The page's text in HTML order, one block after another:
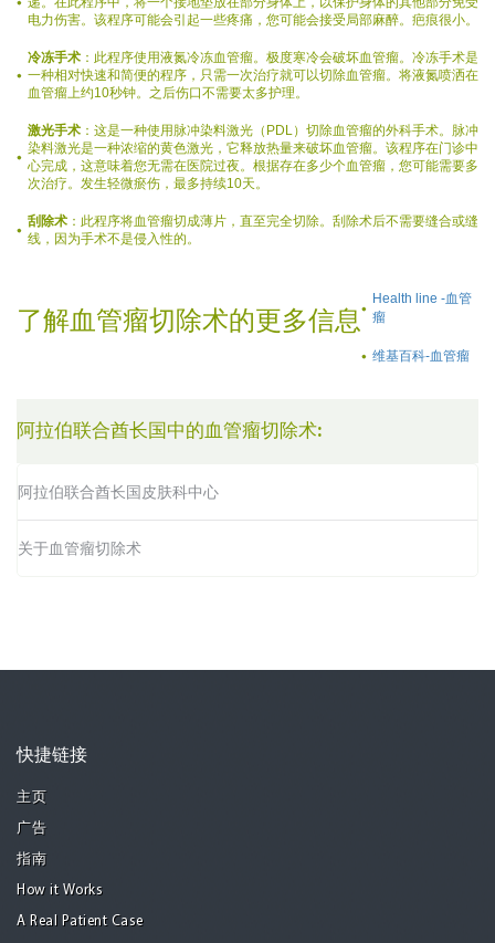
电力伤害。该程序可能会引起一些疼痛，您可能会接受局部麻醉。疤痕很小。
冷冻手术 ：此程序使用液氮冷冻血管瘤。极度寒冷会破坏血管瘤。冷冻手术是
一种相对快速和简便的程序，只需一次治疗就可以切除血管瘤。将液氮喷洒在
血管瘤上约10秒钟。之后伤口不需要太多护理。
激光手术 ：这是一种使用脉冲染料激光（PDL）切除血管瘤的外科手术。脉冲
染料激光是一种浓缩的黄色激光，它释放热量来破坏血管瘤。该程序在门诊中
心完成，这意味着您无需在医院过夜。根据存在多少个血管瘤，您可能需要多
次治疗。发生轻微瘀伤，最多持续10天。
刮除术 ：此程序将血管瘤切成薄片，直至完全切除。刮除术后不需要缝合或缝
线，因为手术不是侵入性的。
了解血管瘤切除术的更多信息
Health line -血管
瘤
维基百科-血管瘤
阿拉伯联合酋长国中的血管瘤切除术:
阿拉伯联合酋长国皮肤科中心
关于血管瘤切除术
快捷链接
主页
广告
指南
How it Works
A Real Patient Case